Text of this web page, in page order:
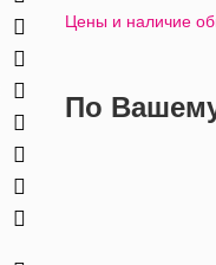
Цены и наличие
По